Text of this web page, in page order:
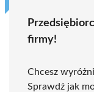
firmy!
Chcesz
Sprawdź jak